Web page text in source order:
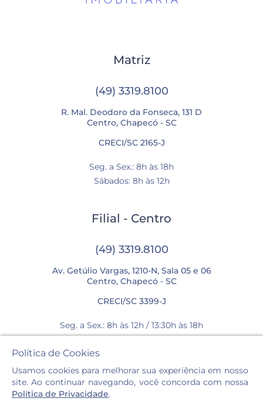
Matriz
(49) 3319.8100
R. Mal. Deodoro da Fonseca, 131 D
Centro, Chapecó - SC
CRECI/SC 2165-J
Seg. a Sex.: 8h às 18h
Sábados: 8h às 12h
Filial - Centro
(49) 3319.8100
Av. Getúlio Vargas, 1210-N, Sala 05 e 06
Centro, Chapecó - SC
CRECI/SC 3399-J
Seg. a Sex.: 8h às 12h / 13:30h às 18h
Sábados: 8h às 12h
Política de Cookies
Usamos cookies para melhorar sua experiência em nosso
site. Ao continuar navegando, você concorda com nossa
Política de Privacidade.